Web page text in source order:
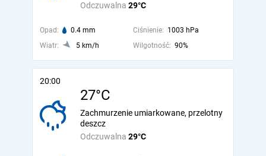
Odczuwalna 29°C
Opad: 0.4 mm Ciśnienie: 1003 hPa
Wiatr:
5 km/h Wilgotność: 90%
20:00
27°C
Odczuwalna 29°C
Zachmurzenie umiarkowane, przelotny
deszcz